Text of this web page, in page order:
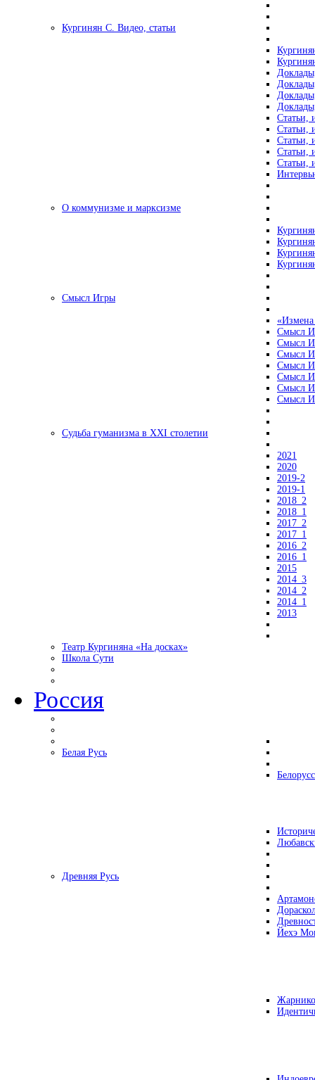
Кургинян С. Видео, статьи
Статьи,
Статьи,
Статьи,
Статьи,
Статьи,
О коммунизме и марксизме
Смысл Игры
«Измена
Смысл
Смысл
Смысл
Смысл
Смысл
Смысл
Смысл
Судьба гуманизма в XXI столетии
2021
2020
2019-2
2019-1
2018_2
2018_1
2017_2
2017_1
2016_2
2016_1
2015
2014_3
2014_2
2014_1
2013
Театр Кургиняна «На досках»
Школа Сути
Россия
Белая Русь
Древняя Русь
Йехэ